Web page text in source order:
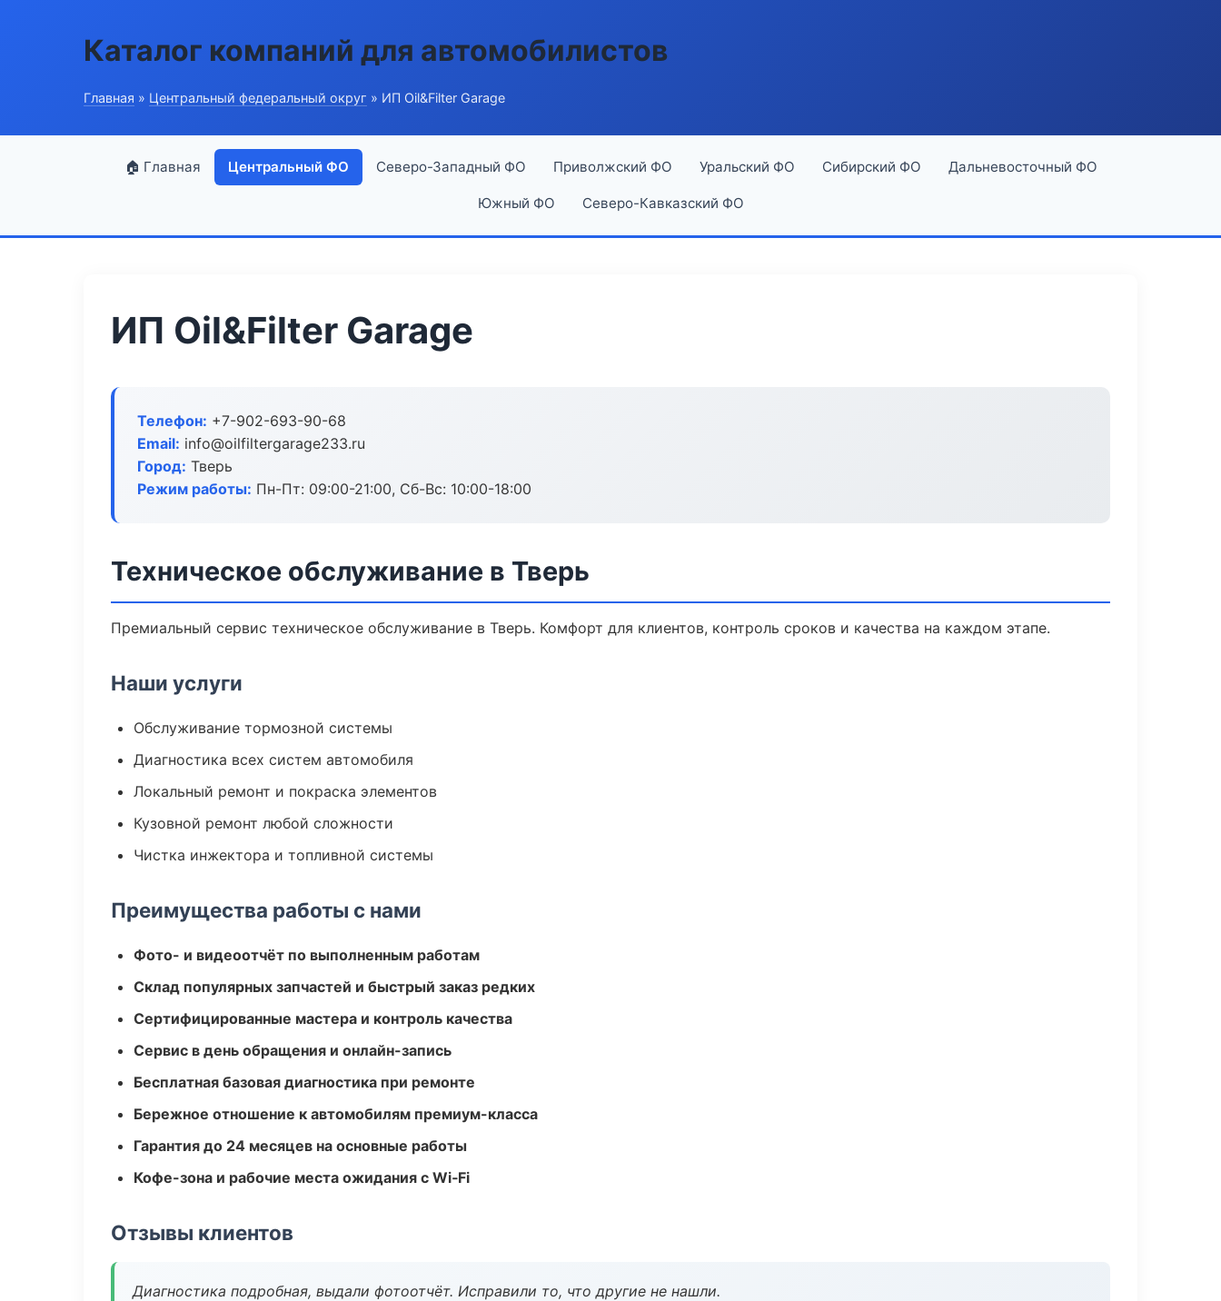
Каталог компаний для автомобилистов
Главная » Центральный федеральный округ » ИП Oil&Filter Garage
🏠 Главная Центральный ФО Северо-Западный ФО Приволжский ФО Уральский ФО Сибирский ФО Дальневосточный ФО
Южный ФО Северо-Кавказский ФО
ИП Oil&Filter Garage
Телефон: +7-902-693-90-68
Email: info@oilfiltergarage233.ru
Город: Тверь
Режим работы: Пн-Пт: 09:00-21:00, Сб-Вс: 10:00-18:00
Техническое обслуживание в Тверь
Премиальный сервис техническое обслуживание в Тверь. Комфорт для клиентов, контроль сроков и качества на каждом этапе.
Наши услуги
Обслуживание тормозной системы
Диагностика всех систем автомобиля
Локальный ремонт и покраска элементов
Кузовной ремонт любой сложности
Чистка инжектора и топливной системы
Преимущества работы с нами
Фото- и видеоотчёт по выполненным работам
Склад популярных запчастей и быстрый заказ редких
Сертифицированные мастера и контроль качества
Сервис в день обращения и онлайн-запись
Бесплатная базовая диагностика при ремонте
Бережное отношение к автомобилям премиум-класса
Гарантия до 24 месяцев на основные работы
Кофе-зона и рабочие места ожидания с Wi‑Fi
Отзывы клиентов
Диагностика подробная, выдали фотоотчёт. Исправили то, что другие не нашли.